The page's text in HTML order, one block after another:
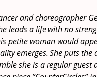
and choreographer
leads a life with no
petite woman would
emerges. She puts
she is a regular